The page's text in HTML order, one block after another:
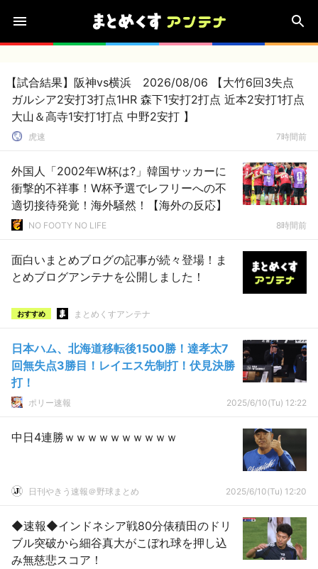
【試合結果】阪神vs横浜 2026/08/06 【大竹6回3失点
ガルシア2安打3打点1HR 森下1安打2打点 近本2安打1打点
大山＆高寺1安打1打点 中野2安打 】
虎速 7時間前
外国人「2002年W杯は?」韓国サッカーに
衝撃的不祥事！W杯予選でレフリーへの不
適切接待発覚！海外騒然！【海外の反応】
NO FOOTY NO LIFE 8時間前
面白いまとめブログの記事が続々登場！ま
とめブログアンテナを公開しました！
おすすめ まとめくすアンテナ
日本ハム、北海道移転後1500勝！達孝太7
回無失点3勝目！レイエス先制打！伏見決勝
打！
ポリー速報 2025/6/10(Tu) 12:22
中日4連勝ｗｗｗｗｗｗｗｗｗｗ
日刊やきう速報＠野球まとめ 2025/6/10(Tu) 12:20
◆速報◆インドネシア戦80分俵積田のドリ
ブル突破から細谷真大がこぼれ球を押し込
み無慈悲スコア！